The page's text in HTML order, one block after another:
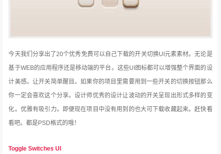
今天我们分享出了20个优秀免费可以自己下载的开关切换UI元素素材。无论是
基于WEB的应用程序还是移动端的平台。这些UI图标都可以增强整个界面的设
计美感。让开关简单醒目。如果你的项目里需要用到一些开关的切换按钮那么
你一定会喜欢这个分享。设计师优秀的设计让波动的开关呈现出形式多样的变
化。优雅有吸引力。即便现在项目中没有用到的也大可下载收藏起来。赶快看
看吧。都是PSD格式的哦！
Toggle Switches UI